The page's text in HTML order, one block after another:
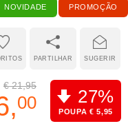
NOVIDADE PROMOÇÃO
SUGERIR
PARTILHAR
€ 21,95
00 27%
POUPA € 5,95